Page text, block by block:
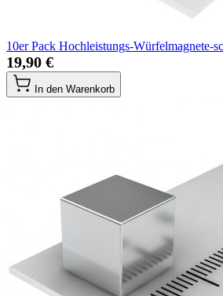
10er Pack Hochleistungs-Würfelmagnete-
19,90 €
In den Warenkorb